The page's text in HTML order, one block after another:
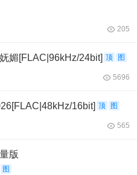
205
媚[FLAC|96kHz/24bit] 顶 图
5696
16bit] 顶 图
565
版
图